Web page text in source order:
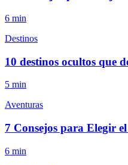
6 min
Destinos
10 destinos ocultos que
5 min
Aventuras
7 Consejos para Elegir
6 min